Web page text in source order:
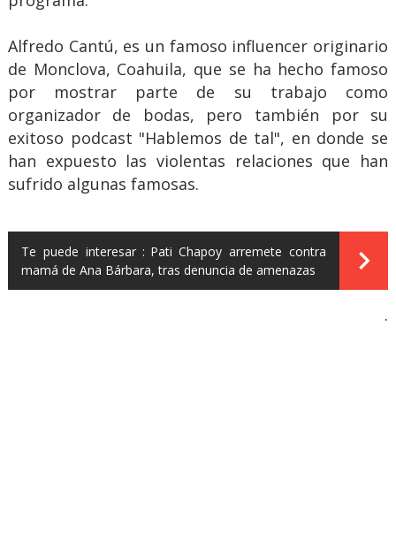
Alfredo Cantú, es un famoso influencer originario
de Monclova, Coahuila, que se ha hecho famoso
por mostrar parte de su trabajo como
organizador de bodas, pero también por su
exitoso podcast "Hablemos de tal", en donde se
han expuesto las violentas relaciones que han
sufrido algunas famosas.
Te puede interesar : Pati Chapoy arremete contra
mamá de Ana Bárbara, tras denuncia de amenazas
.